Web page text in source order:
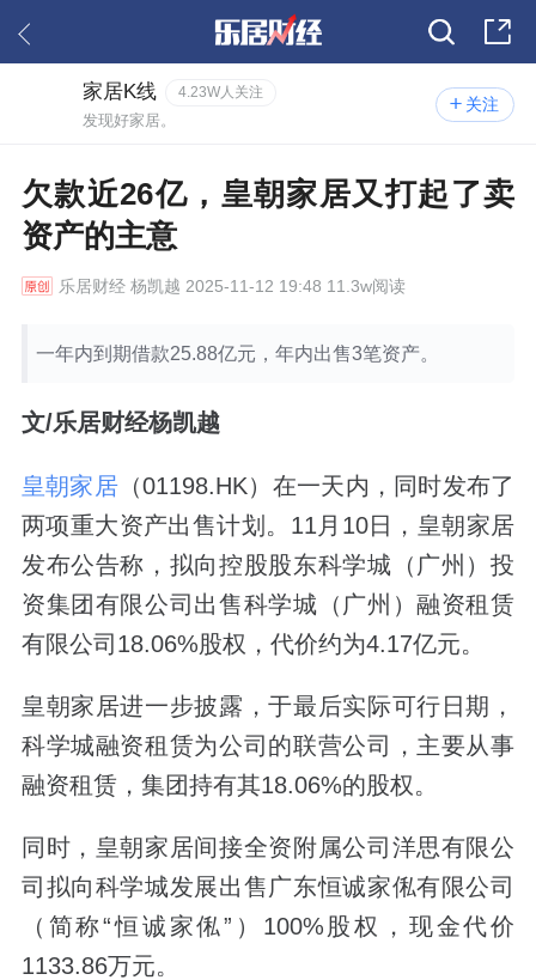
关注
家居K线 4.23W人关注
发现好家居。
欠款近26亿，皇朝家居又打起了卖
资产的主意
乐居财经杨凯越 2025-11-12 19:48 11.3w阅读
一年内到期借款25.88亿元，年内出售3笔资产。
文/乐居财经杨凯越
皇朝家居（01198.HK）在一天内，同时发布了
两项重大资产出售计划。11月10日，皇朝家居
发布公告称，拟向控股股东科学城（广州）投
资集团有限公司出售科学城（广州）融资租赁
有限公司18.06%股权，代价约为4.17亿元。
皇朝家居进一步披露，于最后实际可行日期，
科学城融资租赁为公司的联营公司，主要从事
融资租赁，集团持有其18.06%的股权。
同时，皇朝家居间接全资附属公司洋思有限公
司拟向科学城发展出售广东恒诚家俬有限公司
（简称“恒诚家俬”）100%股权，现金代价
1133.86万元。